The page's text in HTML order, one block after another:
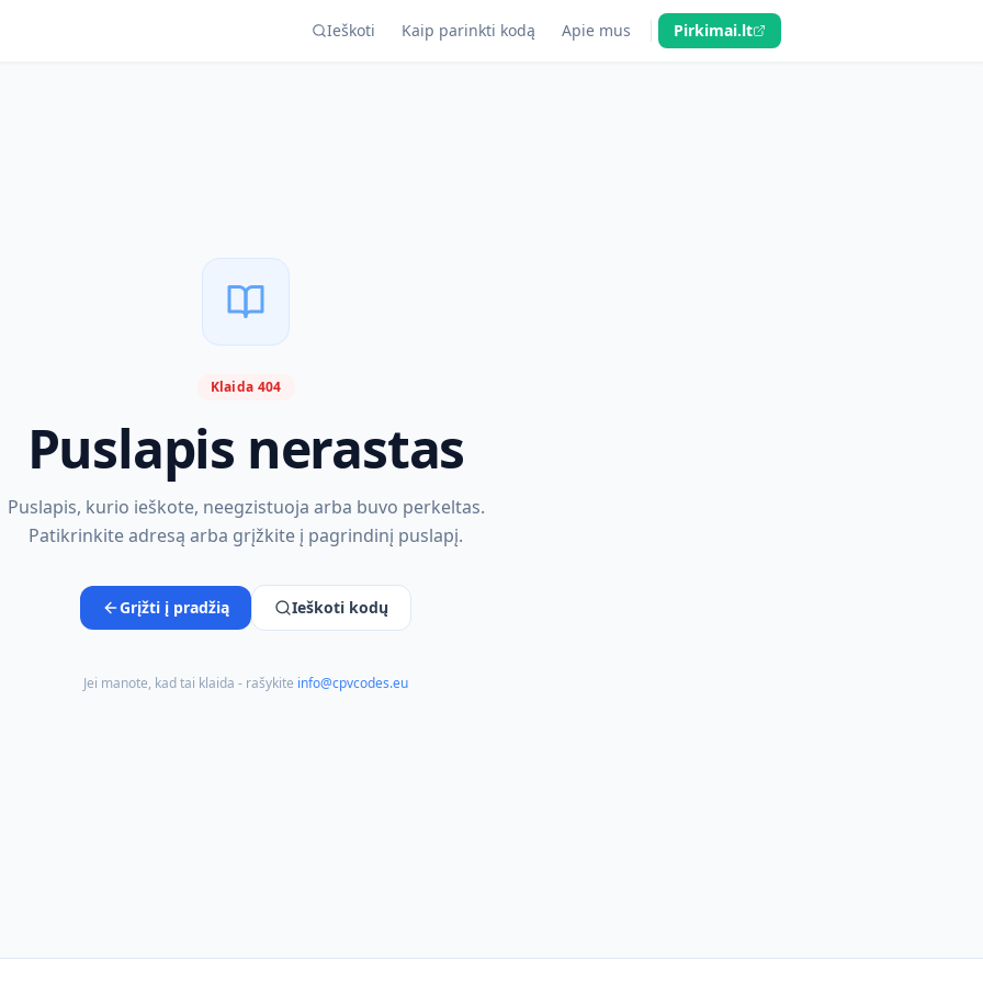
Ieškoti Kaip parinkti kodą Apie mus Pirkimai.lt
Klaida 404
Puslapis nerastas
Puslapis, kurio ieškote, neegzistuoja arba buvo perkeltas.
Patikrinkite adresą arba grįžkite į pagrindinį puslapį.
Grįžti į pradžią Ieškoti kodų
Jei manote, kad tai klaida - rašykite info@cpvcodes.eu